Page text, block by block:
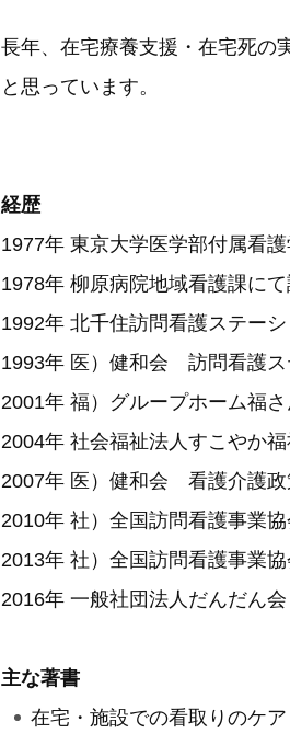
長年、在宅療養支援・在宅死の
と思っています。
経歴
1977年 東京大学医学部付属看
1978年 柳原病院地域看護課に
1992年 北千住訪問看護ステー
1993年 医）健和会 訪問看護
2001年 福）グループホーム福
2004年 社会福祉法人すこやか
2007年 医）健和会 看護介護
2010年 社）全国訪問看護事業
2013年 社）全国訪問看護事業
2016年 一般社団法人だんだん
主な著書
在宅・施設での看取りのケア